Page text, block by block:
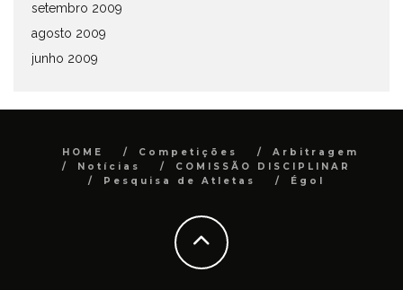
setembro 2009
agosto 2009
junho 2009
HOME Competições
Arbitragem
Notícias
COMISSÃO DISCIPLINAR
Pesquisa de Atletas
Égol